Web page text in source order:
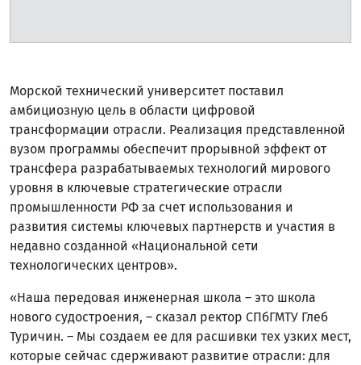
Морской технический университет поставил
амбициозную цель в области цифровой
трансформации отрасли. Реализация представленной
вузом программы обеспечит прорывной эффект от
трансфера разрабатываемых технологий мирового
уровня в ключевые стратегические отрасли
промышленности РФ за счет использования и
развития системы ключевых партнерств и участия в
недавно созданной «Национальной сети
технологических центров».
«Наша передовая инженерная школа – это школа
нового судостроения, – сказал ректор СПбГМТУ Глеб
Туричин. – Мы создаем ее для расшивки тех узких мест,
которые сейчас сдерживают развитие отрасли: для